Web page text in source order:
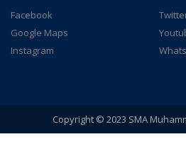
Facebook
Google Maps
Instagram
Copyright © 2023 SMA